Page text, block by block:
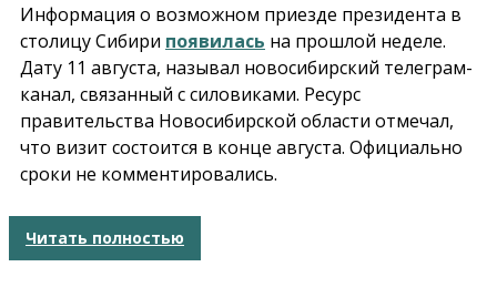
Информация о возможном приезде президента в
столицу Сибири появилась на прошлой неделе.
Дату 11 августа, называл новосибирский телеграм-
канал, связанный с силовиками. Ресурс
правительства Новосибирской области отмечал,
что визит состоится в конце августа. Официально
сроки не комментировались.
Читать полностью